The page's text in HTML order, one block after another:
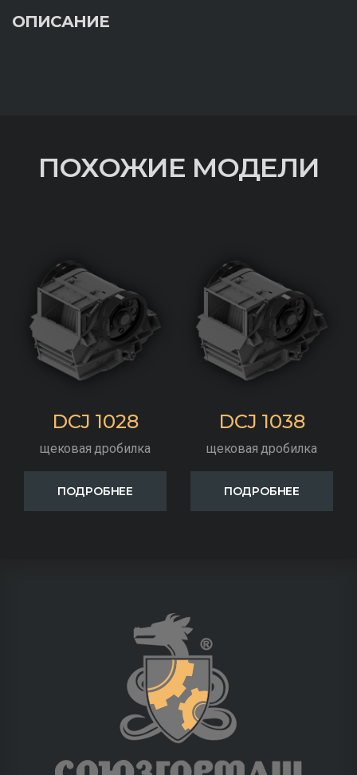
ОПИСАНИЕ
ПОХОЖИЕ МОДЕЛИ
DCJ 1028
щековая дробилка
ПОДРОБНЕЕ
DCJ 1038
щековая дробилка
ПОДРОБНЕЕ